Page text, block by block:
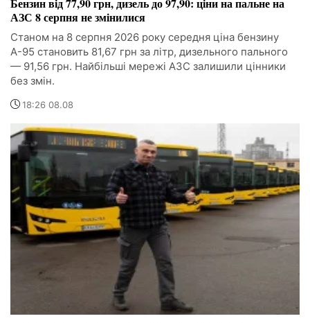
АЗС 8 серпня не змінилися
Станом на 8 серпня 2026 року середня ціна бензину
А-95 становить 81,67 грн за літр, дизельного пального
— 91,56 грн. Найбільші мережі АЗС залишили цінники
без змін.
18:26 08.08